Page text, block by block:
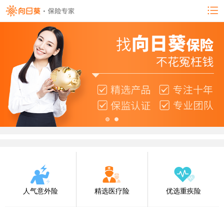
人气意外险 精选医疗险 优选重疾险